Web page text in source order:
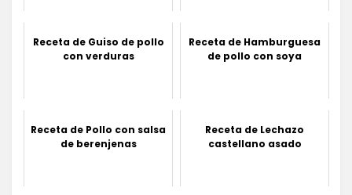
Receta de Guiso de pollo
con verduras
Receta de Hamburguesa
de pollo con soya
Receta de Pollo con salsa
de berenjenas
Receta de Lechazo
castellano asado